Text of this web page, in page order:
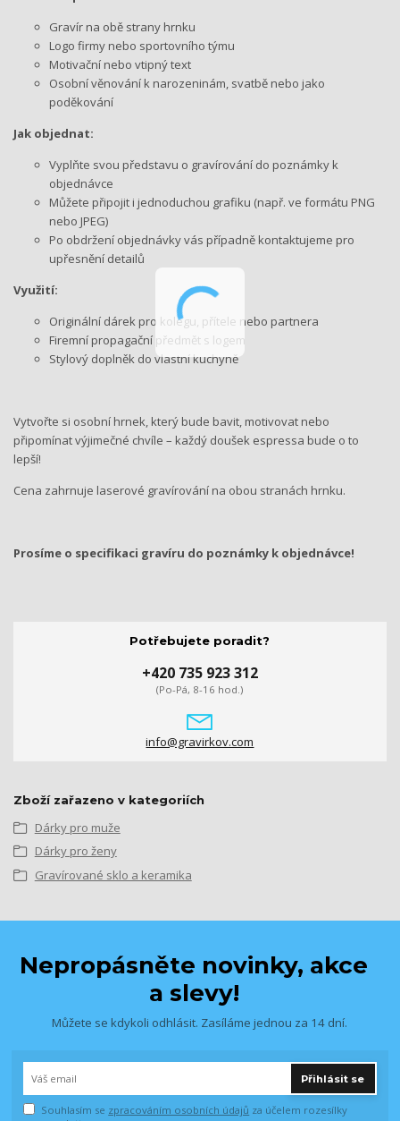
Gravír na obě strany hrnku
Logo firmy nebo sportovního týmu
Motivační nebo vtipný text
Osobní věnování k narozeninám, svatbě nebo jako
poděkování
Jak objednat:
Vyplňte svou představu o gravírování do poznámky k
objednávce
Můžete připojit i jednoduchou grafiku (např. ve formátu PNG
nebo JPEG)
Po obdržení objednávky vás případně kontaktujeme pro
upřesnění detailů
Využití:
Originální dárek pro kolegu, přítele nebo partnera
Firemní propagační předmět s logem
Stylový doplněk do vlastní kuchyně
Vytvořte si osobní hrnek, který bude bavit, motivovat nebo
připomínat výjimečné chvíle – každý doušek espressa bude o to
lepší!
Cena zahrnuje laserové gravírování na obou stranách hrnku.
Prosíme o specifikaci gravíru do poznámky k objednávce!
Potřebujete poradit?
+420 735 923 312
(Po-Pá, 8-16 hod.)
info@gravirkov.com
Zboží zařazeno v kategoriích
Dárky pro muže
Dárky pro ženy
Gravírované sklo a keramika
Nepropásněte novinky, akce
a slevy!
Můžete se kdykoli odhlásit. Zasíláme jednou za 14 dní.
Přihlásit se
Souhlasím se zpracováním osobních údajů za účelem rozesílky